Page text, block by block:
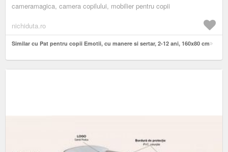
cameramagica, camera copilului, mobilier pentru copii
nichiduta.ro
Similar cu Pat pentru copii Emotii, cu manere si sertar, 2-12 ani, 160x80 cm